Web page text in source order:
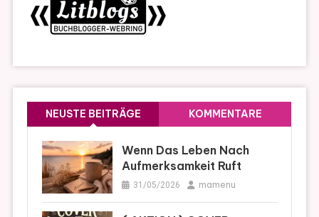
NEUSTE BEITRÄGE KOMMENTARE
Wenn Das Leben Nach
Aufmerksamkeit Ruft
31/05/2026 mamenu